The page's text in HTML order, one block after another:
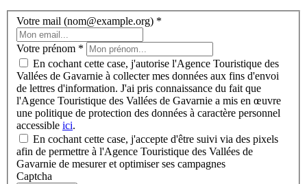
Votre mail (nom@example.org) *
Votre prénom *
En cochant cette case, j'autorise l'Agence Touristique des
Vallées de Gavarnie à collecter mes données aux fins d'envoi
de lettres d'information. J'ai pris connaissance du fait que
l'Agence Touristique des Vallées de Gavarnie a mis en œuvre
une politique de protection des données à caractère personnel
accessible ici.
En cochant cette case, j'accepte d'être suivi via des pixels
afin de permettre à l'Agence Touristique des Vallées de
Gavarnie de mesurer et optimiser ses campagnes
Captcha